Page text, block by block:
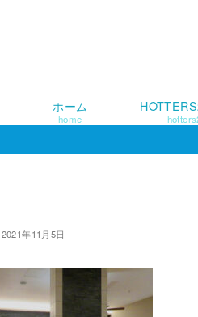
ホーム
home
2021年11月5日